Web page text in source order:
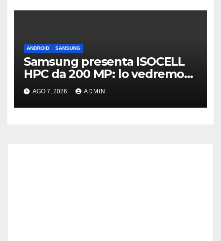
ANDROID SAMSUNG
Samsung presenta ISOCELL
HPC da 200 MP: lo vedremo
sui Galaxy S27?
AGO 7, 2026 ADMIN